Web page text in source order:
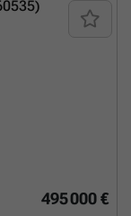
495 000 €